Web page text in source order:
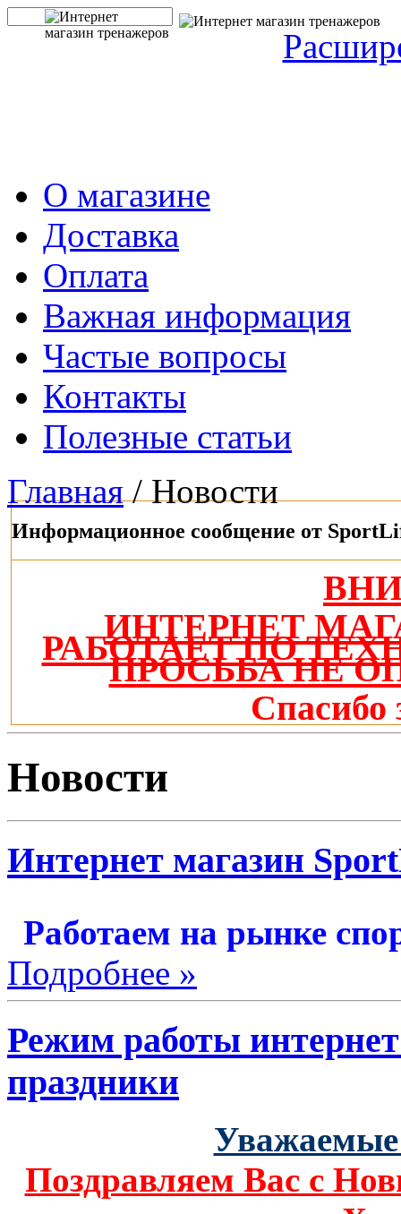
О магазине
Доставка
Оплата
Важная информация
Частые вопросы
Контакты
Полезные статьи
Главная/ Новости
Информационное сообщение от
ИНТЕРНЕТ
РАБОТАЕТ ПО
ПРОСЬБА НЕ
Спасибо
Новости
Интернет магазин
Работаем на рынке
Подробнее »
Режим работы
праздники
Поздравляем Вас с